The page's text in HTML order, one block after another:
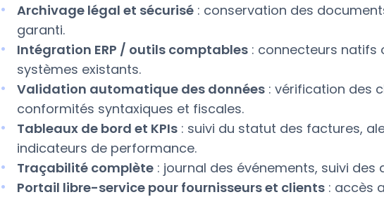
Archivage légal et sécurisé: conservation des
garanti.
Intégration ERP / outils comptables: connecteurs natifs
systèmes existants.
Validation automatique des données: vérification des
conformités syntaxiques et fiscales.
Tableaux de bord et KPIs: suivi du statut des factures,
indicateurs de performance.
Traçabilité complète: journal des événements, suivi
Portail libre-service pour fournisseurs et clients: accès